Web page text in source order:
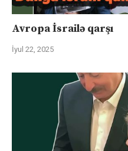
Avropa İsrailə qarşı
İyul 22, 2025